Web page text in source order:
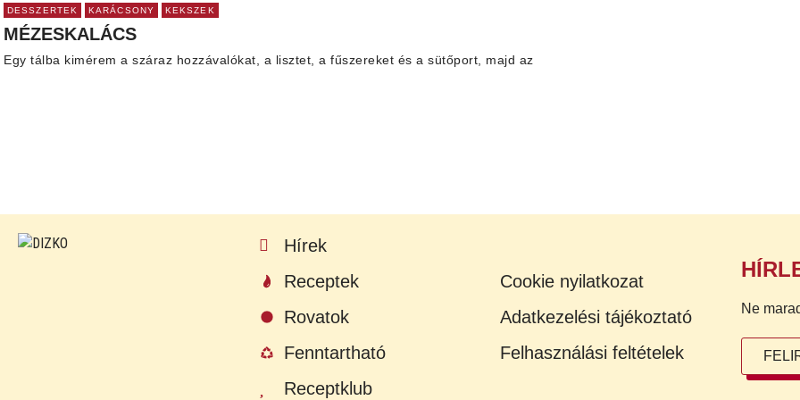
DESSZERTEK KARÁCSONY KEKSZEK
MÉZESKALÁCS
Egy tálba kimérem a száraz hozzávalókat, a lisztet, a fűszereket és a sütőport, majd az
Hírek
Receptek
Rovatok
Fenntartható
Receptklub
Cookie nyilatkozat
Adatkezelési tájékoztató
Felhasználási feltételek
Ne